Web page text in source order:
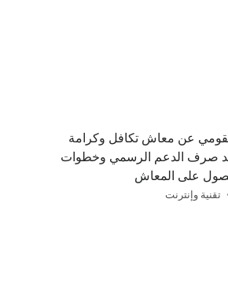
القومي عن معاش تكافل وكرامة
موعد صرف الدعم الرسمي وخطوات
على المعاش
تقنية وإنترنت